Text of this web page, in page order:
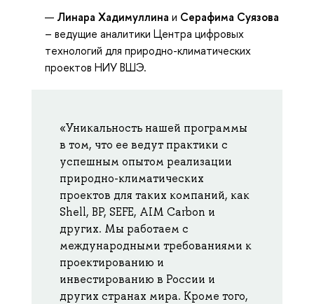
Линара Хадимуллина и Серафима Суязова
– ведущие аналитики Центра цифровых
технологий для природно-климатических
проектов НИУ ВШЭ.
«Уникальность нашей программы
в том, что ее ведут практики с
успешным опытом реализации
природно-климатических
проектов для таких компаний, как
Shell, BP, SEFE, AIM Carbon и
других. Мы работаем с
международными требованиями к
проектированию и
инвестированию в России и
других странах мира. Кроме того,